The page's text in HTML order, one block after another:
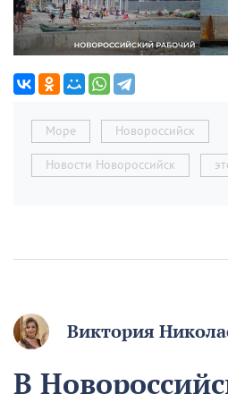
Море Новороссийск
Новости Новороссийск
Виктория
В